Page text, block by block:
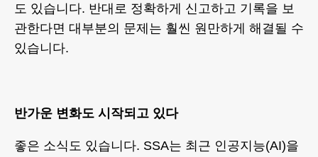
도 있습니다. 반대로 정확하게 신고하고 기록을 보
관한다면 대부분의 문제는 훨씬 원만하게 해결될 수
있습니다.
반가운 변화도 시작되고 있다
좋은 소식도 있습니다. SSA는 최근 인공지능(AI)을